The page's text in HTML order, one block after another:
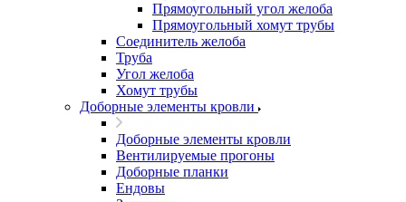
Прямоугольный угол желоба
Прямоугольный хомут трубы
Соединитель желоба
Труба
Угол желоба
Хомут трубы
Доборные элементы кровли
Доборные элементы кровли
Вентилируемые прогоны
Доборные планки
Ендовы